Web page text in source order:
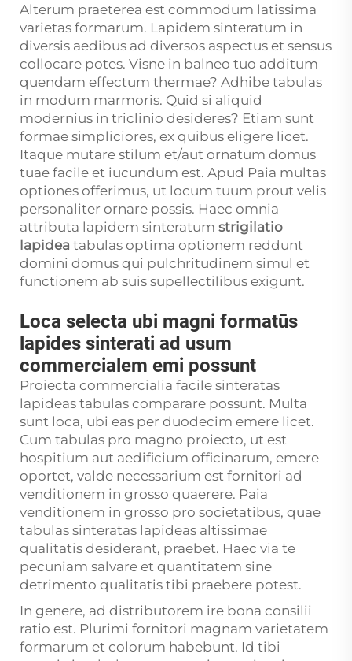
Alterum praeterea est commodum latissima
varietas formarum. Lapidem sinteratum in
diversis aedibus ad diversos aspectus et sensus
collocare potes. Visne in balneo tuo additum
quendam effectum thermae? Adhibe tabulas
in modum marmoris. Quid si aliquid
modernius in triclinio desideres? Etiam sunt
formae simpliciores, ex quibus eligere licet.
Itaque mutare stilum et/aut ornatum domus
tuae facile et iucundum est. Apud Paia multas
optiones offerimus, ut locum tuum prout velis
personaliter ornare possis. Haec omnia
attributa lapidem sinteratum strigilatio
lapidea tabulas optima optionem reddunt
domini domus qui pulchritudinem simul et
functionem ab suis supellectilibus exigunt.
Loca selecta ubi magni formatūs
lapides sinterati ad usum
commercialem emi possunt
Proiecta commercialia facile sinteratas
lapideas tabulas comparare possunt. Multa
sunt loca, ubi eas per duodecim emere licet.
Cum tabulas pro magno proiecto, ut est
hospitium aut aedificium officinarum, emere
oportet, valde necessarium est fornitori ad
venditionem in grosso quaerere. Paia
venditionem in grosso pro societatibus, quae
tabulas sinteratas lapideas altissimae
qualitatis desiderant, praebet. Haec via te
pecuniam salvare et quantitatem sine
detrimento qualitatis tibi praebere potest.
In genere, ad distributorem ire bona consilii
ratio est. Plurimi fornitori magnam varietatem
formarum et colorum habebunt. Id tibi